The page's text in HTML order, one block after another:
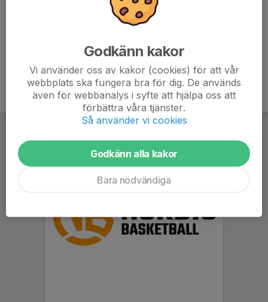
Godkänn kakor
Vi använder oss av kakor (cookies) för att vår
webbplats ska fungera bra för dig. De används
även för webbanalys i syfte att hjälpa oss att
förbättra våra tjänster.
Så använder vi cookies
Godkänn alla kakor
Bara nödvändiga